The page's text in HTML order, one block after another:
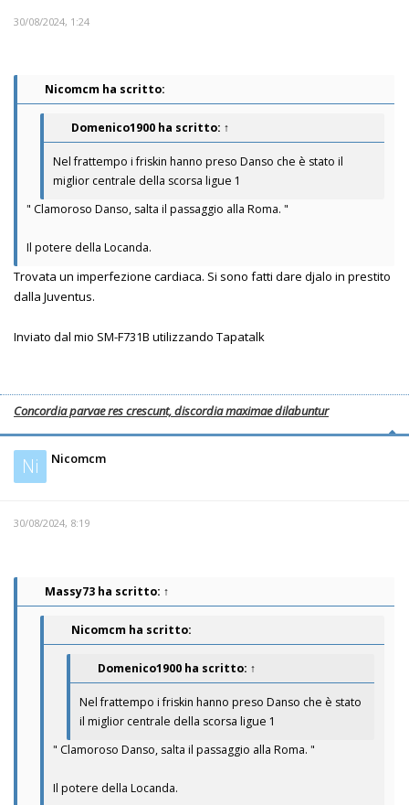
30/08/2024, 1:24
Nicomcm ha scritto:
Domenico1900 ha scritto: ↑
Nel frattempo i friskin hanno preso Danso che è stato il
miglior centrale della scorsa ligue 1
" Clamoroso Danso, salta il passaggio alla Roma. "
Il potere della Locanda.
Trovata un imperfezione cardiaca. Si sono fatti dare djalo in prestito
dalla Juventus.
Inviato dal mio SM-F731B utilizzando Tapatalk
Concordia parvae res crescunt, discordia maximae dilabuntur
Ni Nicomcm
30/08/2024, 8:19
Massy73 ha scritto: ↑
Nicomcm ha scritto:
Domenico1900 ha scritto: ↑
Nel frattempo i friskin hanno preso Danso che è stato
il miglior centrale della scorsa ligue 1
" Clamoroso Danso, salta il passaggio alla Roma. "
Il potere della Locanda.